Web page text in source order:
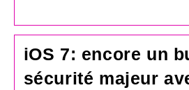
publication :
iOS 7: encore un
sécurité majeur